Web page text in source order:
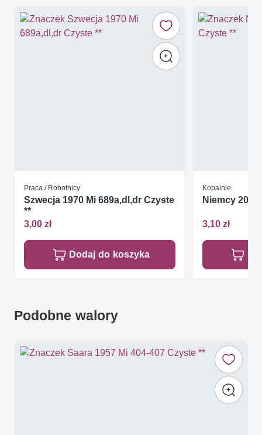
Praca / Robotnicy
Szwecja 1970 Mi 689a,dl,dr Czyste
**
3,00 zł
Dodaj do koszyka
Kopalnie
Niemcy 2003
3,10 zł
Podobne walory